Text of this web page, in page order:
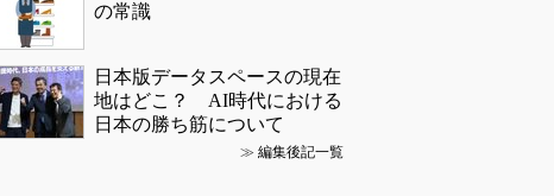
の常識
日本版データスペースの現在
地はどこ？ AI時代における
日本の勝ち筋について
≫ 編集後記一覧